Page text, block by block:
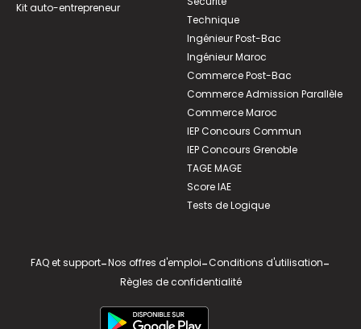
Kit auto-entrepreneur
Technique
Ingénieur Post-Bac
Ingénieur Maroc
Commerce Post-Bac
Commerce Admission Parallèle
Commerce Maroc
IEP Concours Commun
IEP Concours Grenoble
TAGE MAGE
Score IAE
Tests de Logique
FAQ et support-Nos offres d'emploi-Conditions d'utilisation-
Règles de confidentialité